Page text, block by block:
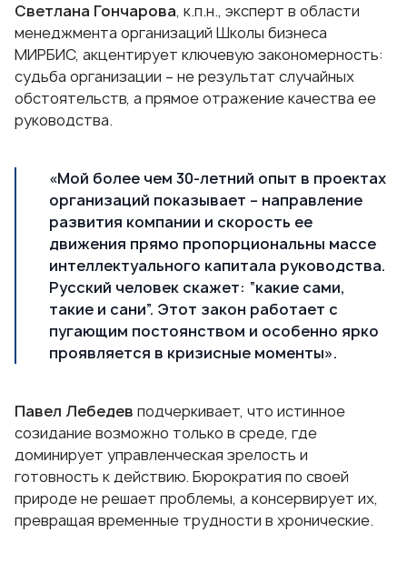
Светлана Гончарова, к.п.н., эксперт в области
менеджмента организаций Школы бизнеса
МИРБИС, акцентирует ключевую закономерность:
судьба организации – не результат случайных
обстоятельств, а прямое отражение качества ее
руководства.
«Мой более чем 30-летний опыт в проектах
организаций показывает – направление
развития компании и скорость ее
движения прямо пропорциональны массе
интеллектуального капитала руководства.
Русский человек скажет: “какие сами,
такие и сани”. Этот закон работает с
пугающим постоянством и особенно ярко
проявляется в кризисные моменты».
Павел Лебедев подчеркивает, что истинное
созидание возможно только в среде, где
доминирует управленческая зрелость и
готовность к действию. Бюрократия по своей
природе не решает проблемы, а консервирует их,
превращая временные трудности в хронические.